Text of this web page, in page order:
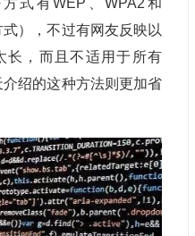
），不过有网友反映以
长，而且不适用于所有
绍的这种方法则更加省